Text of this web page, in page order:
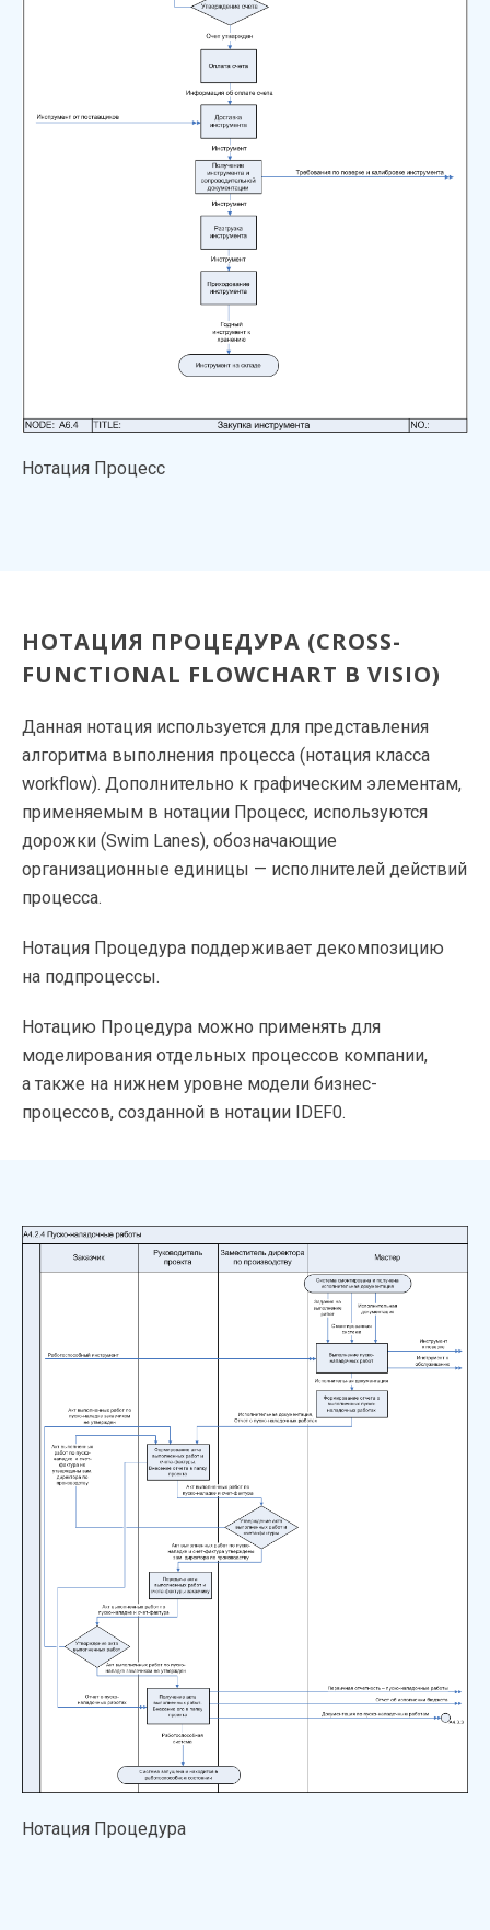
Нотация Процесс
НОТАЦИЯ ПРОЦЕДУРА (CROSS-
FUNCTIONAL FLOWCHART В VISIO)
Данная нотация используется для представления
алгоритма выполнения процесса (нотация класса
workflow). Дополнительно к графическим элементам,
применяемым в нотации Процесс, используются
дорожки (Swim Lanes), обозначающие
организационные единицы — исполнителей действий
процесса.
Нотация Процедура поддерживает декомпозицию
на подпроцессы.
Нотацию Процедура можно применять для
моделирования отдельных процессов компании,
а также на нижнем уровне модели бизнес-
процессов, созданной в нотации IDEF0.
Нотация Процедура